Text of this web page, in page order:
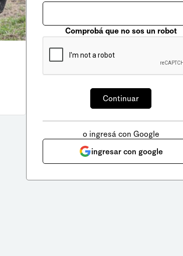
Comprobá que no sos un robot
o ingresá con Google
ingresar con google